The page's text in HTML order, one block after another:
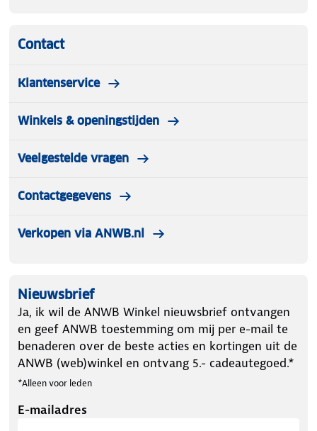
Contact
Klantenservice
Winkels & openingstijden
Veelgestelde vragen
Contactgegevens
Verkopen via ANWB.nl
Nieuwsbrief
Ja, ik wil de ANWB Winkel nieuwsbrief ontvangen
en geef ANWB toestemming om mij per e-mail te
benaderen over de beste acties en kortingen uit de
ANWB (web)winkel en ontvang 5.- cadeautegoed.*
*Alleen voor leden
E-mailadres